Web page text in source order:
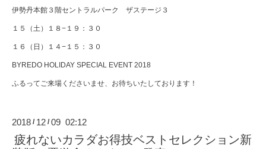
伊勢丹本館３階セントラルパーク ザステージ３
１５（土）１８−１９：３０
１６（日）１４−１５：３０
BYREDO HOLIDAY SPECIAL EVENT 2018
ふるってご来場くださいませ、お待ちいたしております！
2018 / 12 /09 02:12
疲れないカラダお得技ベストセレクション新